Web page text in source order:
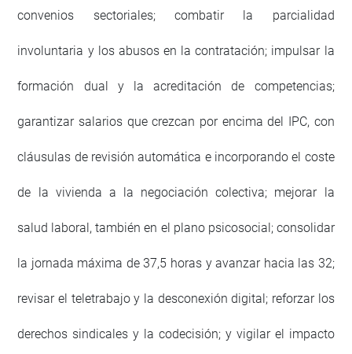
convenios sectoriales; combatir la parcialidad
involuntaria y los abusos en la contratación; impulsar la
formación dual y la acreditación de competencias;
garantizar salarios que crezcan por encima del IPC, con
cláusulas de revisión automática e incorporando el coste
de la vivienda a la negociación colectiva; mejorar la
salud laboral, también en el plano psicosocial; consolidar
la jornada máxima de 37,5 horas y avanzar hacia las 32;
revisar el teletrabajo y la desconexión digital; reforzar los
derechos sindicales y la codecisión; y vigilar el impacto